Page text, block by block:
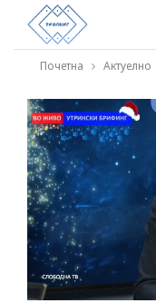
Почетна Актуелно